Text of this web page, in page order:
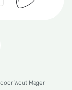
Wout Mager